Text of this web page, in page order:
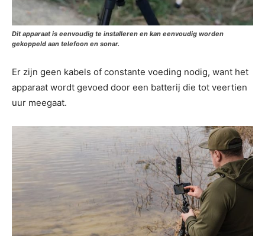
Dit apparaat is eenvoudig te installeren en kan eenvoudig worden
gekoppeld aan telefoon en sonar.
Er zijn geen kabels of constante voeding nodig, want het
apparaat wordt gevoed door een batterij die tot veertien
uur meegaat.